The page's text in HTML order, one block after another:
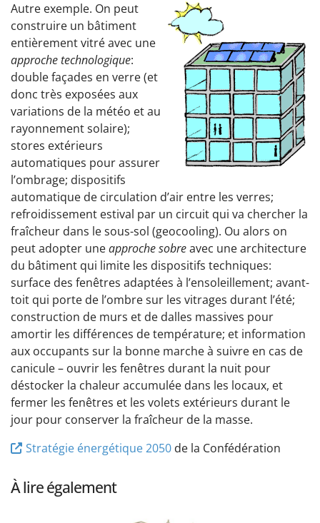
Autre exemple. On peut
construire un bâtiment
entièrement vitré avec une
approche technologique:
double façades en verre (et
donc très exposées aux
variations de la météo et au
rayonnement solaire);
stores extérieurs
automatiques pour assurer
l’ombrage; dispositifs
automatique de circulation d’air entre les verres;
refroidissement estival par un circuit qui va chercher la
fraîcheur dans le sous-sol (geocooling). Ou alors on
peut adopter uneapproche sobreavec une architecture
du bâtiment qui limite les dispositifs techniques:
surface des fenêtres adaptées à l’ensoleillement; avant-
toit qui porte de l’ombre sur les vitrages durant l’été;
construction de murs et de dalles massives pour
amortir les différences de température; et information
aux occupants sur la bonne marche à suivre en cas de
canicule – ouvrir les fenêtres durant la nuit pour
déstocker la chaleur accumulée dans les locaux, et
fermer les fenêtres et les volets extérieurs durant le
jour pour conserver la fraîcheur de la masse.
Stratégie énergétique 2050de la Confédération
À lire également